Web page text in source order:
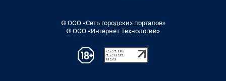
© ООО «Сеть городских порталов»
© ООО «Интернет Технологии»